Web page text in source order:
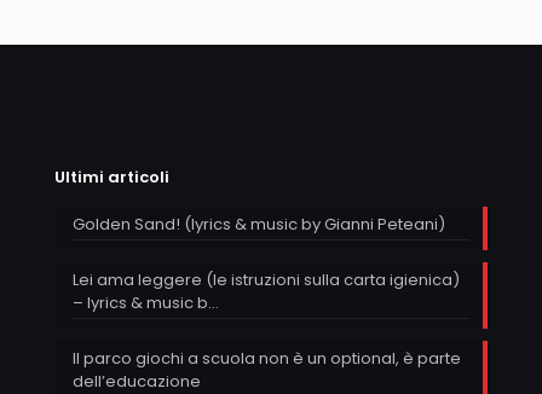
Ultimi articoli
Golden Sand! (lyrics & music by Gianni Peteani)
Lei ama leggere (le istruzioni sulla carta igienica)
– lyrics & music b…
Il parco giochi a scuola non è un optional, è parte
dell’educazione